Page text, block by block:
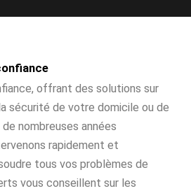
offrant des solutions sur
sécurité de votre domicile ou de
nombreuses années
rapidement et
tous vos problèmes de
vous conseillent sur les